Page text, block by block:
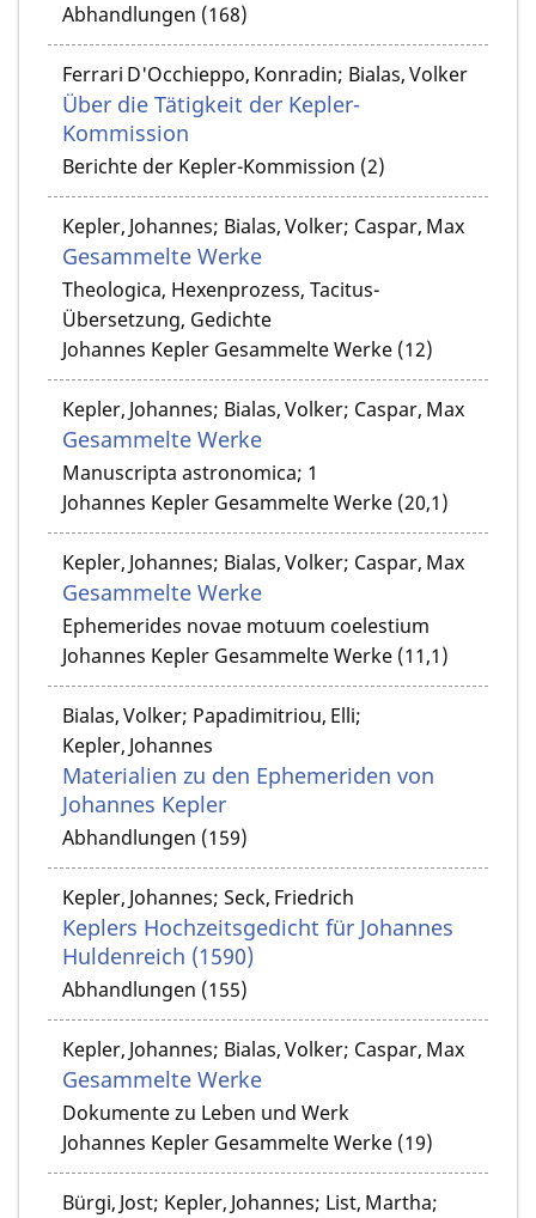
Abhandlungen (168)
Ferrari D'Occhieppo, Konradin; Bialas, Volker
Über die Tätigkeit der Kepler-
Kommission
Berichte der Kepler-Kommission (2)
Kepler, Johannes; Bialas, Volker; Caspar, Max
Gesammelte Werke
Theologica, Hexenprozess, Tacitus-
Übersetzung, Gedichte
Johannes Kepler Gesammelte Werke (12)
Kepler, Johannes; Bialas, Volker; Caspar, Max
Gesammelte Werke
Manuscripta astronomica; 1
Johannes Kepler Gesammelte Werke (20,1)
Kepler, Johannes; Bialas, Volker; Caspar, Max
Gesammelte Werke
Ephemerides novae motuum coelestium
Johannes Kepler Gesammelte Werke (11,1)
Bialas, Volker; Papadimitriou, Elli;
Kepler, Johannes
Materialien zu den Ephemeriden von
Johannes Kepler
Abhandlungen (159)
Kepler, Johannes; Seck, Friedrich
Keplers Hochzeitsgedicht für Johannes
Huldenreich (1590)
Abhandlungen (155)
Kepler, Johannes; Bialas, Volker; Caspar, Max
Gesammelte Werke
Dokumente zu Leben und Werk
Johannes Kepler Gesammelte Werke (19)
Bürgi, Jost; Kepler, Johannes; List, Martha;